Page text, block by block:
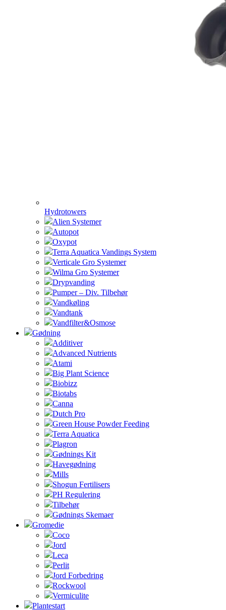
Hydrotowers
Alien Systemer
Autopot
Oxypot
Terra Aquatica Vandings System
Verticale Gro Systemer
Wilma Gro Systemer
Drypvanding
Pumper – Div. Tilbehør
Vandkøling
Vandtank
Vandfilter&Osmose
Gødning
Additiver
Advanced Nutrients
Atami
Big Plant Science
Biobizz
Biotabs
Canna
Dutch Pro
Green House Powder Feeding
Terra Aquatica
Plagron
Gødnings Kit
Havegødning
Mills
Shogun Fertilisers
PH Regulering
Tilbehør
Gødnings Skemaer
Gromedie
Coco
Jord
Leca
Perlit
Jord Forbedring
Rockwool
Vermiculite
Plantestart